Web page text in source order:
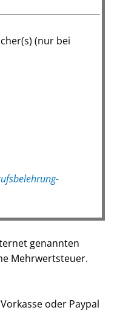
(nur bei
genannten
Mehrwertsteuer.
oder Paypal